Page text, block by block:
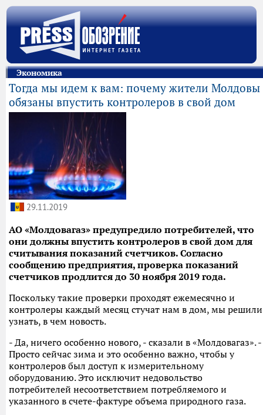
Экономика
Тогда мы идем к вам: почему жители Молдовы
обязаны впустить контролеров в свой дом
29.11.2019
АО «Молдовагаз» предупредило потребителей, что
они должны впустить контролеров в свой дом для
считывания показаний счетчиков. Согласно
сообщению предприятия, проверка показаний
счетчиков продлится до 30 ноября 2019 года.
Поскольку такие проверки проходят ежемесячно и
контролеры каждый месяц стучат нам в дом, мы решили
узнать, в чем новость.
- Да, ничего особенно нового, - сказали в «Молдовагаз». -
Просто сейчас зима и это особенно важно, чтобы у
контролеров был доступ к измерительному
оборудованию. Это исключит недовольство
потребителей несоответствием потребляемого и
указанного в счете-фактуре объема природного газа.